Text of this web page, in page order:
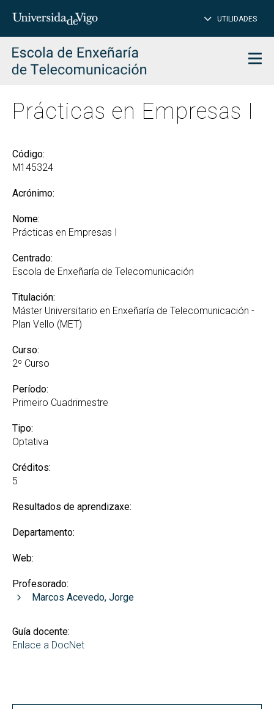
Introduce
para
buscar
UTILIDADES
Prácticas en Empresas I
Código:
M145324
Acrónimo:
Nome:
Prácticas en Empresas I
Centrado:
Escola de Enxeñaría de Telecomunicación
Titulación:
Máster Universitario en Enxeñaría de Telecomunicación -
Plan Vello (MET)
Curso:
2º Curso
Período:
Primeiro Cuadrimestre
Tipo:
Optativa
Créditos:
5
Resultados de aprendizaxe:
Departamento:
Web:
Profesorado:
Marcos Acevedo, Jorge
Guía docente:
Enlace a DocNet